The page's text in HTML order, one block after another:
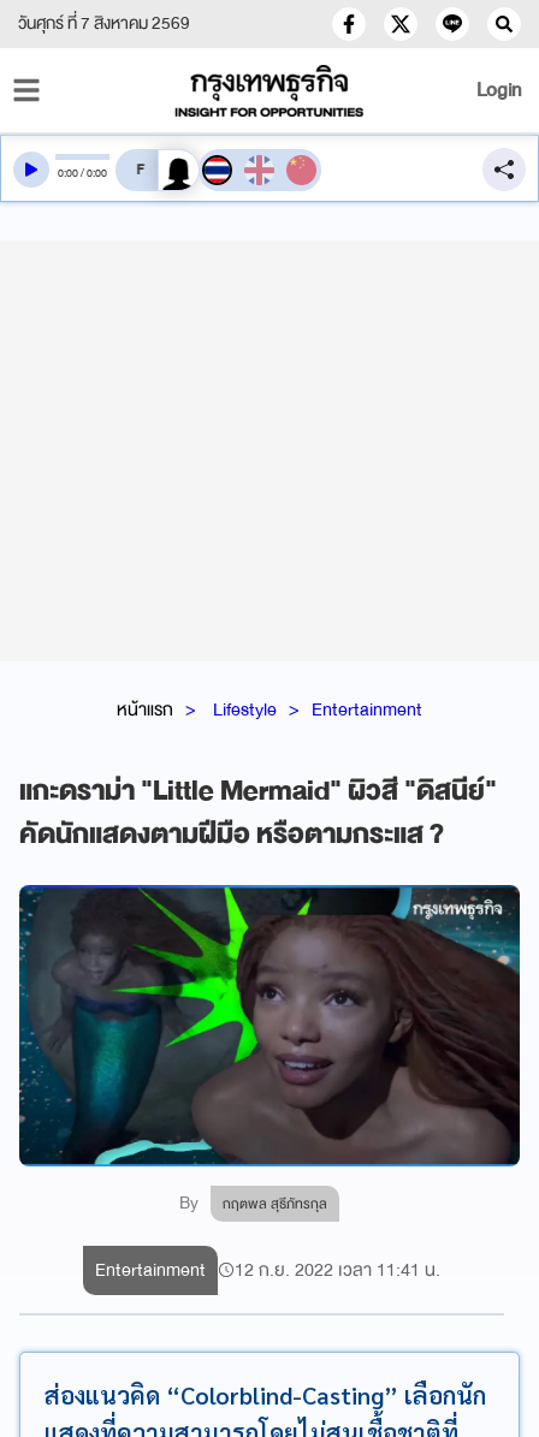
วันศุกร์ ที่ 7 สิงหาคม 2569
Login
หน้าแรก Lifestyle Entertainment
แกะดราม่า "Little Mermaid" ผิวสี "ดิสนีย์"
คัดนักแสดงตามฝีมือ หรือตามกระแส ?
By กฤตพล สุธีภัทรกุล
0:00/0:00 สลับเสียงอ่าน
Entertainment 12 ก.ย. 2022 เวลา 11:41 น.
ส่องแนวคิด “Colorblind-Casting” เลือกนัก